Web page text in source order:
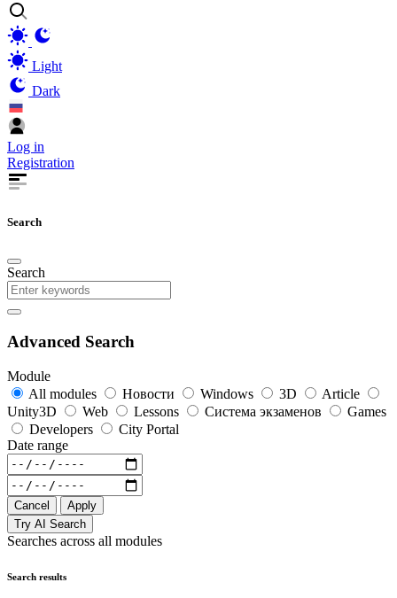
Light
Dark
Log in
Registration
Search
Search
Advanced Search
Module
All modules
Новости Windows 3D
Article
Unity3D
Web Lessons Система экзаменов
Games
Developers
City Portal
Date range
Cancel
Apply
Try AI Search
Searches across all modules
Search results